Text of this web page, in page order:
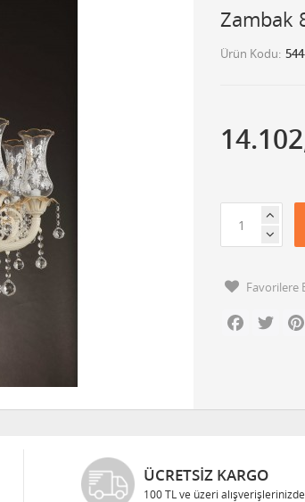
Zambak
Ürün Kodu
Favorilere
Facebook
ÜCRETSIZ KARGO
100 TL ve üzeri alışverişlerinizde